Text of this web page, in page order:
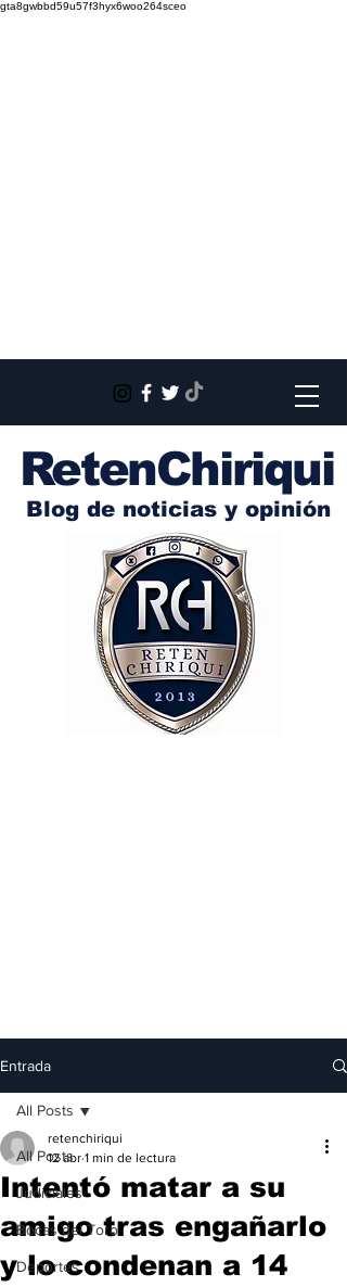
gta8gwbbd59u57f3hyx6woo264sceo
RetenChiriqui
Blog de noticias y opinión
Entrada
All Posts
Judiciales
Bocas del Toro
Deportes
All Posts
Intentó matar a su
amigo tras engañarlo
y lo condenan a 14
retenchiriqui
12 abr 1 min de lectura